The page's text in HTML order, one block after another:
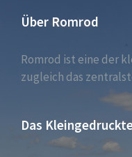
Über Romrod
Romrod ist eine der
zugleich das
Das